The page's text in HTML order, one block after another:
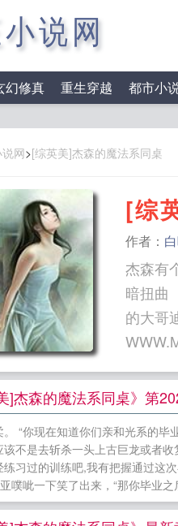
说网
幻修真 重生穿越 都市小
网>[综英美]杰森的魔法系同桌
[综
作者：
杰森有
暗扭曲
的大哥
猫
米
赛最强
回乡养
]杰森的魔法系同桌》第
“你现在知道你们亲和光系的
不是去斩杀一头上古巨龙或者
练习过的训练吧,我有把握通过这
噗呲一下笑了出来，“那你毕业